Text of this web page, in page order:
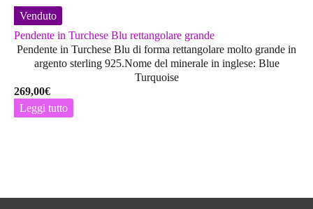
Venduto
Pendente in Turchese Blu rettangolare grande
Pendente in Turchese Blu di forma rettangolare molto grande in
argento sterling 925.Nome del minerale in inglese: Blue
Turquoise
269,00€
Leggi tutto